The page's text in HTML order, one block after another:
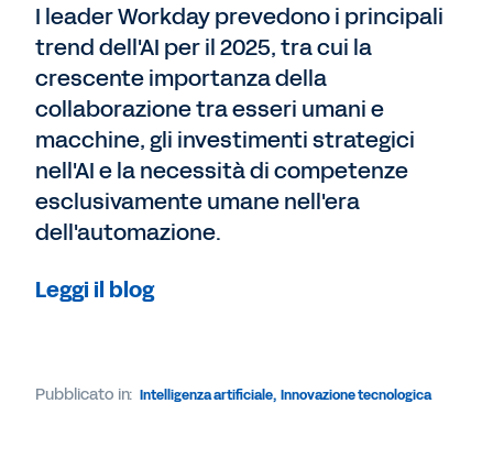
I leader Workday prevedono i principali
trend dell'AI per il 2025, tra cui la
crescente importanza della
collaborazione tra esseri umani e
macchine, gli investimenti strategici
nell'AI e la necessità di competenze
esclusivamente umane nell'era
dell'automazione.
Leggi il blog
Pubblicato in: Intelligenza artificiale, Innovazione tecnologica